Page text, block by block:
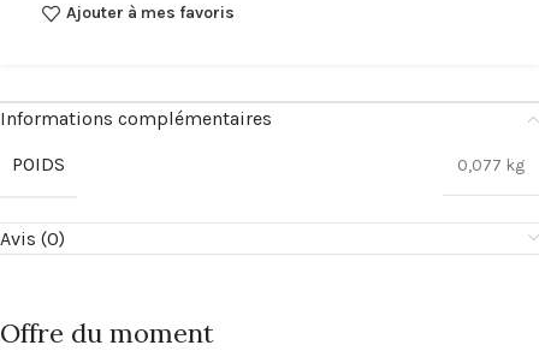
Ajouter à mes favoris
Informations complémentaires
POIDS
0,077 kg
Avis (0)
Offre du moment